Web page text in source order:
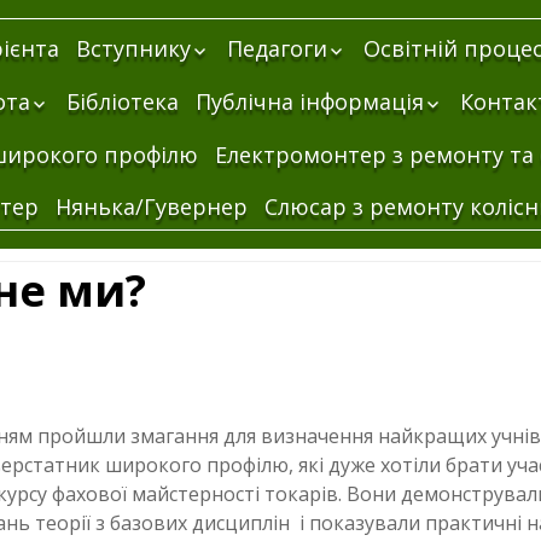
Вступнику
Про нас
Правила прийому
Гуртожиток
Майстерні
Кабінети
Педагоги
Адміністрація
Викладачі
Майстри
Наші досягнення
Освітній процес
Професійна
підготовка
підготовка
Виробнича
практика
Я маю
Виховна година до
Дня вишиванки в
групі ККД- 19
Бібліотека
Публічна інформація
Статутні
документи
Кошториси
Архів
2025 Рік
Бухгалтерські
довідки довідка
профілю
Електромонтер з ремонту та
Нянька/Гувернер Слюсар з ремонту
ми?
пройшли змагання для визначення найкращих
широкого профілю, які дуже хотіли брати
фахової майстерності токарів. Вони
теорії з базових дисциплін і показували практичні